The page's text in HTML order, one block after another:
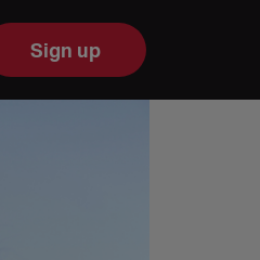
Sign up